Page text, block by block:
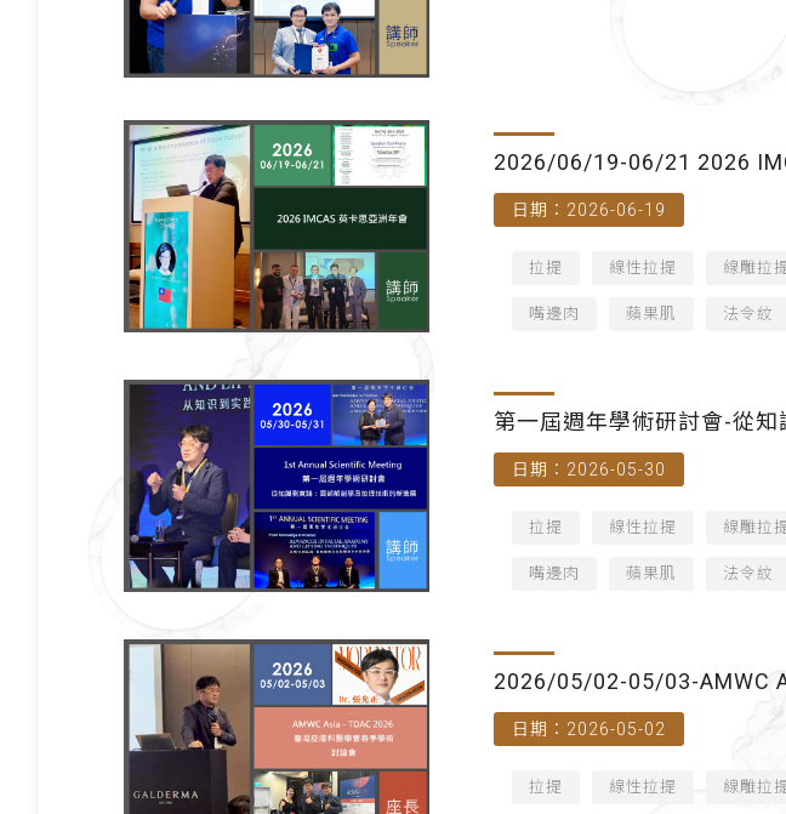
2026/06/19-06/21 2026
日期：2026-06-19
拉提 線性拉提 線雕拉
嘴邊肉 蘋果肌 法令紋
第一屆週年學術研討會-從
日期：2026-05-30
拉提 線性拉提 線雕拉
嘴邊肉 蘋果肌 法令紋
2026/05/02-05/03-AMWC
日期：2026-05-02
拉提 線性拉提 線雕拉